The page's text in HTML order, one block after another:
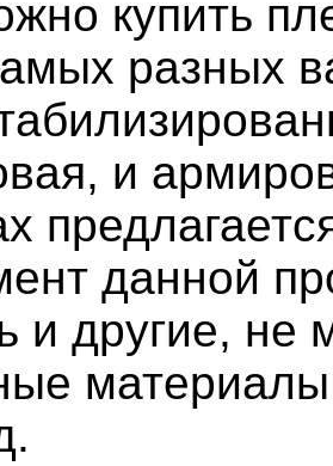
купить
разных
и
данной
и другие, не